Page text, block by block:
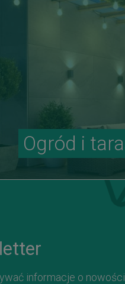
Ogród i
informacje o